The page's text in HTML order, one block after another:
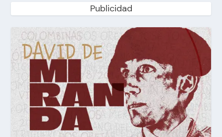
Publicidad